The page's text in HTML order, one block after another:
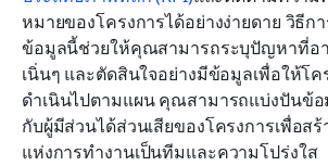
หมายของโครงการได้อย่างง่ายดาย วิธีก
ข้อมูลนี้ช่วยให้คุณสามารถระบุปัญหาที่อ
เนิ่นๆ และตัดสินใจอย่างมีข้อมูลเพื่อให้โ
ดำเนินไปตามแผน คุณสามารถแบ่งปันข้อ
กับผู้มีส่วนได้ส่วนเสียของโครงการเพื่อส
แห่งการทำงานเป็นทีมและความโปร่งใส